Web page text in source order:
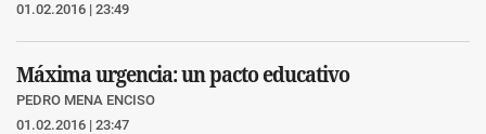
01.02.2016 | 23:49
Máxima urgencia: un pacto educativo
PEDRO MENA ENCISO
01.02.2016 | 23:47